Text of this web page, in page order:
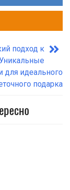
подход к
для идеального
подарка